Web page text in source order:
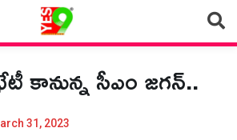
కానున్న సీఎం జగన్..
31, 2023